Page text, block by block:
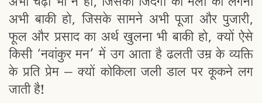
अभी बाकी हो, जिसके सामने अभी पूजा और पुजारी,
फूल और प्रसाद का अर्थ खुलना भी बाकी हो, क्यों ऐसे
किसी ‘नवांकुर मन’ में उग आता है ढलती उम्र के व्यक्ति
के प्रति प्रेम – क्यों कोकिला जली डाल पर कूकने लग
जाती है!